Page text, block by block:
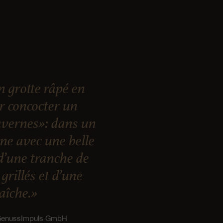
grotte râpé en
concocter un
dans un
avec une belle
tranche de
et d’une
GmbH